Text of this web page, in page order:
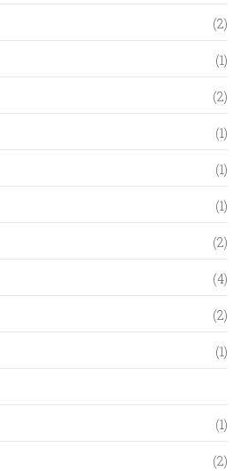
(2)
(1)
(2)
(1)
(1)
(1)
(2)
(4)
(2)
(1)
(1)
(2)